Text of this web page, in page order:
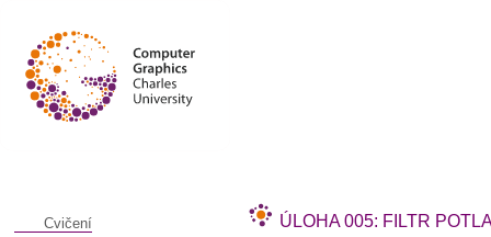
Cvičení
ÚLOHA 005: FILTR